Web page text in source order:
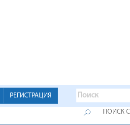
РЕГИСТРАЦИЯ